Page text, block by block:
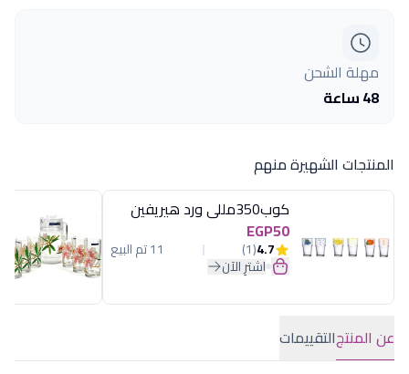
مهلة الشحن
48 ساعة
المنتجات الشهيرة منهم
كوب350مللى ورد هيريفين
EGP50
4.7
(1) 11 تم البيع
اشترِ الآن
عن المنتجالتقييمات